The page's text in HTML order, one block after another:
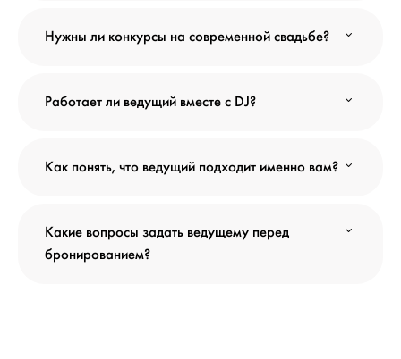
Нужны ли конкурсы на современной свадьбе?
Работает ли ведущий вместе с DJ?
Как понять, что ведущий подходит именно вам?
Какие вопросы задать ведущему перед
бронированием?